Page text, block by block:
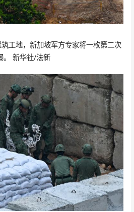
工地，新加坡军方专家将一枚第二次
。 新华社/法新